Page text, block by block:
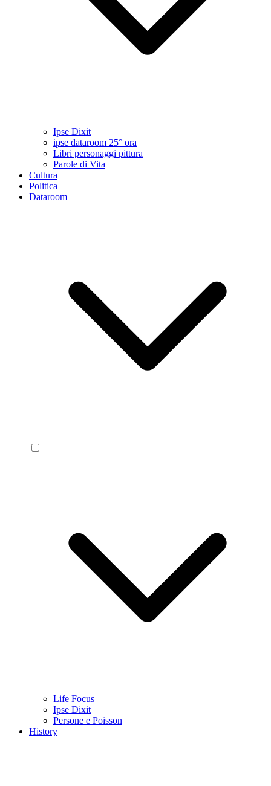
Ipse Dixit
ipse dataroom 25° ora
Libri personaggi pittura
Parole di Vita
Cultura
Politica
Dataroom
Life Focus
Ipse Dixit
Persone e Poisson
History